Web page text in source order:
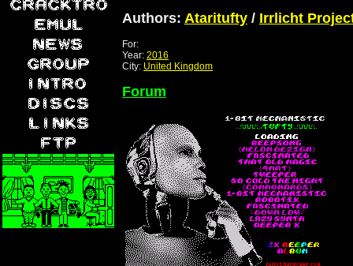
Authors: Ataritufty/ Irrlicht
For:
Year: 2016
City: United Kingdom
Forum